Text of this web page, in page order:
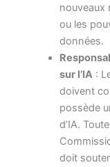
nouveaux
ou les
données.
sur l’IA :
doivent
possède
d’IA.
doit